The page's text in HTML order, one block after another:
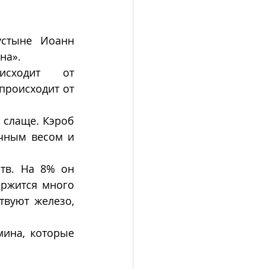
Иоанн
от
от
Кэроб
весом и
На 8% он
много
железо,
которые